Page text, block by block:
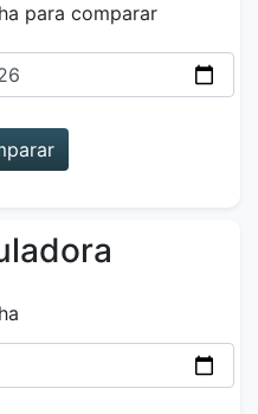
para comparar